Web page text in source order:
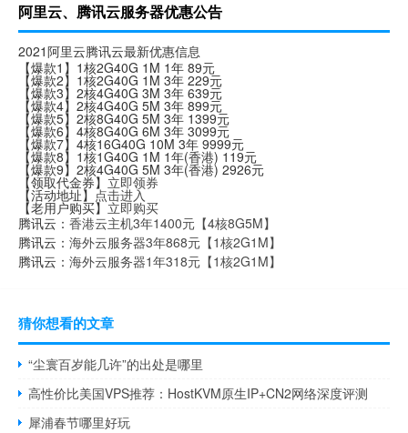
阿里云、腾讯云服务器优惠公告
2021阿里云腾讯云最新优惠信息
【爆款1】1核2G40G 1M 1年 89元
【爆款2】1核2G40G 1M 3年 229元
【爆款3】2核4G40G 3M 3年 639元
【爆款4】2核4G40G 5M 3年 899元
【爆款5】2核8G40G 5M 3年 1399元
【爆款6】4核8G40G 6M 3年 3099元
【爆款7】4核16G40G 10M 3年 9999元
【爆款8】1核1G40G 1M 1年(香港) 119元
【爆款9】2核4G40G 5M 3年(香港) 2926元
【领取代金券】 立即领券
【活动地址】 点击进入
【老用户购买】立即购买
腾讯云： 香港云主机3年1400元【4核8G5M】
腾讯云： 海外云服务器3年868元【1核2G1M】
腾讯云： 海外云服务器1年318元【1核2G1M】
猜你想看的文章
“尘寰百岁能几许”的出处是哪里
高性价比美国VPS推荐：HostKVM原生IP+CN2网络深度评测
犀浦春节哪里好玩